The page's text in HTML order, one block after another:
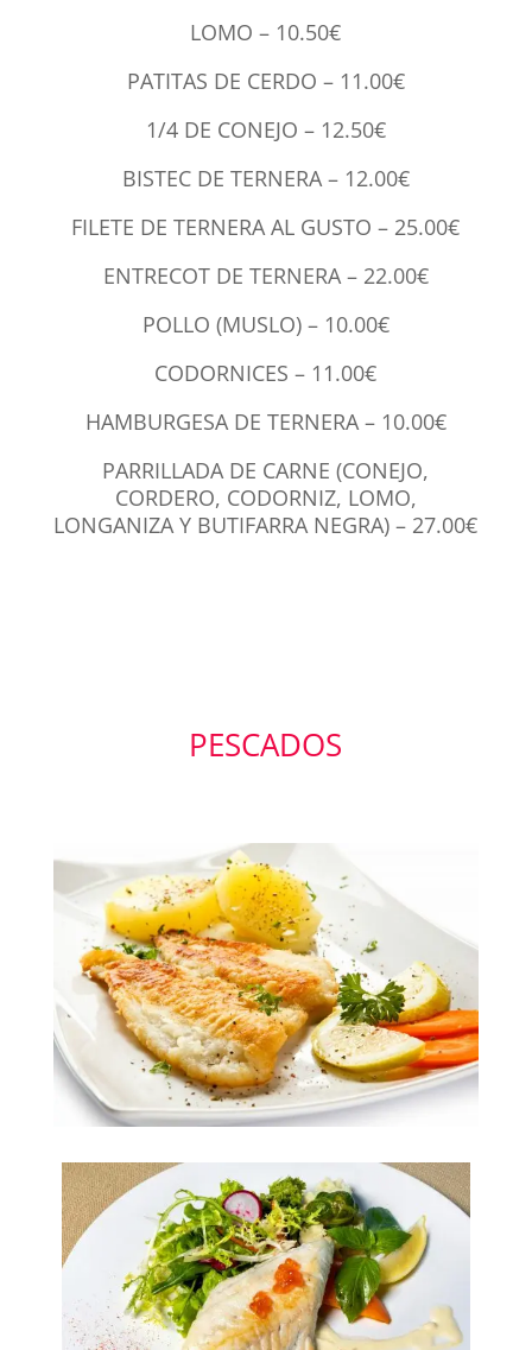
LOMO – 10.50€
PATITAS DE CERDO – 11.00€
1/4 DE CONEJO – 12.50€
BISTEC DE TERNERA – 12.00€
FILETE DE TERNERA AL GUSTO – 25.00€
ENTRECOT DE TERNERA – 22.00€
POLLO (MUSLO) – 10.00€
CODORNICES – 11.00€
HAMBURGESA DE TERNERA – 10.00€
PARRILLADA DE CARNE (CONEJO,
CORDERO, CODORNIZ, LOMO,
LONGANIZA Y BUTIFARRA NEGRA) – 27.00€
PESCADOS